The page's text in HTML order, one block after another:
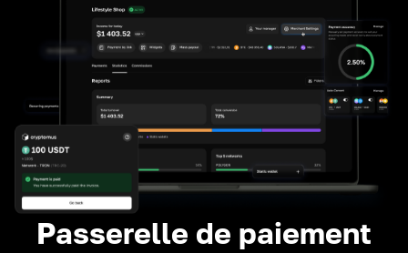
Passerelle de paiement